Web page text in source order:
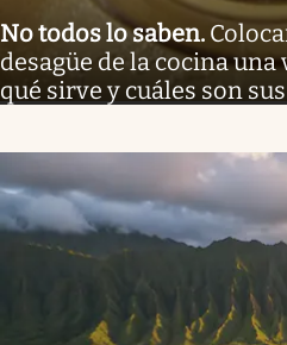
No todos lo saben.
desagüe de la cocina
qué sirve y cuáles son